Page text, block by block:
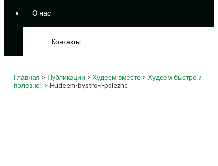
О нас
Контакты
Главная > Публикации > Худеем вместе > Худеем быстро и
полезно! > Hudeem-bystro-i-polezno